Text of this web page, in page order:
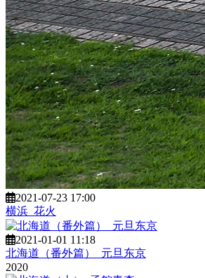
2021-07-23 17:00
横浜_花火
2021-01-01 11:18
北海道（番外篇）_元旦东京
2020